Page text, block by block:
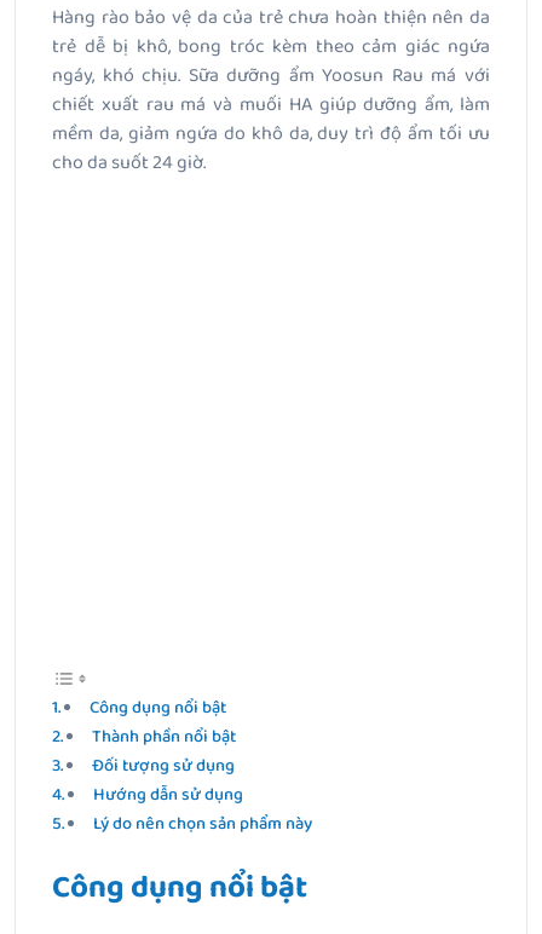
Hàng rào bảo vệ da của trẻ chưa hoàn thiện nên da
trẻ dễ bị khô, bong tróc kèm theo cảm giác ngứa
ngáy, khó chịu. Sữa dưỡng ẩm Yoosun Rau má với
chiết xuất rau má và muối HA giúp dưỡng ẩm, làm
mềm da, giảm ngứa do khô da, duy trì độ ẩm tối ưu
cho da suốt 24 giờ.
Công dụng nổi bật
Thành phần nổi bật
Đối tượng sử dụng
Hướng dẫn sử dụng
Lý do nên chọn sản phẩm này
Công dụng nổi bật